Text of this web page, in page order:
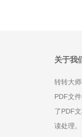
关于我
转转大
PDF文
了PDF
读处理。